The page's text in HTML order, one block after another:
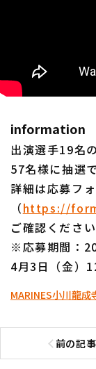
information
出演選手19名
57名様に抽選
詳細は応募フ
（https://
ご確認ください
※応募期間：
4月3日（金）
MARINES小川龍成
前の記事
前の